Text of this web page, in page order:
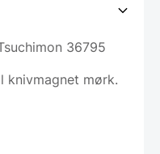
36795
knivmagnet mørk.